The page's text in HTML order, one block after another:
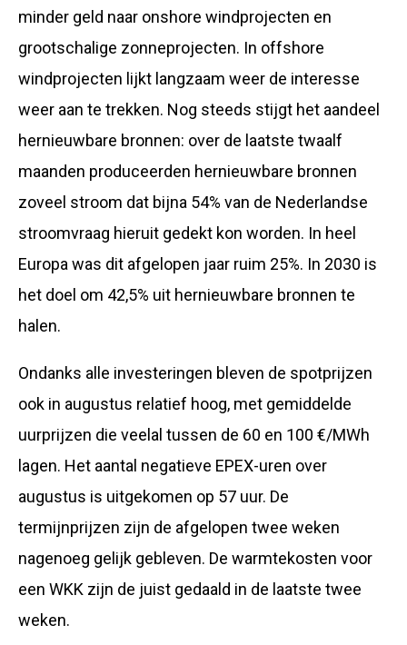
minder geld naar onshore windprojecten en
grootschalige zonneprojecten. In offshore
windprojecten lijkt langzaam weer de interesse
weer aan te trekken. Nog steeds stijgt het aandeel
hernieuwbare bronnen: over de laatste twaalf
maanden produceerden hernieuwbare bronnen
zoveel stroom dat bijna 54% van de Nederlandse
stroomvraag hieruit gedekt kon worden. In heel
Europa was dit afgelopen jaar ruim 25%. In 2030 is
het doel om 42,5% uit hernieuwbare bronnen te
halen.
Ondanks alle investeringen bleven de spotprijzen
ook in augustus relatief hoog, met gemiddelde
uurprijzen die veelal tussen de 60 en 100 €/MWh
lagen. Het aantal negatieve EPEX-uren over
augustus is uitgekomen op 57 uur. De
termijnprijzen zijn de afgelopen twee weken
nagenoeg gelijk gebleven. De warmtekosten voor
een WKK zijn de juist gedaald in de laatste twee
weken.